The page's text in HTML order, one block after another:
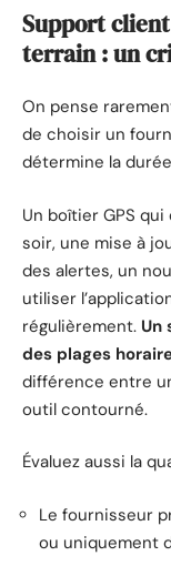
Support
terrain : un
On pense
de choisir un
détermine la
Un boîtier GPS
soir, une mise à
des alertes, un
utiliser
régulièrement. Un
des plages
différence entre
outil contourné.
Évaluez aussi la
Le fournisseur
ou uniquement